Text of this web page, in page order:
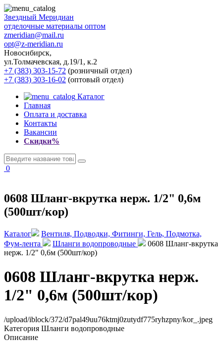
Звездный Меридиан
отделочные материалы оптом
zmeridian@mail.ru
opt@z-meridian.ru
Новосибирск,
ул.Толмачевская, д.19/1, к.2
+7 (383) 303-15-72 (розничный отдел)
+7 (383) 303-16-02 (оптовый отдел)
Каталог
Главная
Оплата и доставка
Контакты
Вакансии
Скидки%
0
0608 Шланг-вкрутка нерж. 1/2" 0,6м
(500шт/кор)
Каталог
Вентиля, Подводки, Фитинги, Гель, Подмотка,
Фум-лента
Шланги водопроводные
0608 Шланг-вкрутка
нерж. 1/2" 0,6м (500шт/кор)
0608 Шланг-вкрутка нерж.
1/2" 0,6м (500шт/кор)
/upload/iblock/372/d7pal49uu76ktmj0zutydf775ryhzpny/kor_.jpeg
Категория Шланги водопроводные
Описание